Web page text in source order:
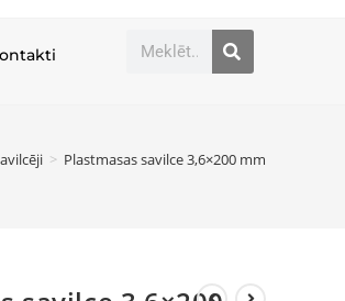
> Plastmasas savilce 3,6×200 mm